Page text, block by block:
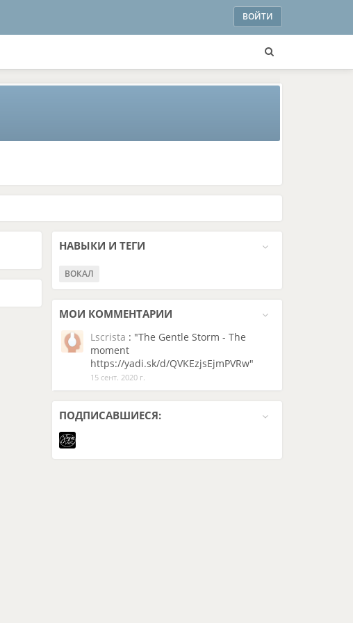
ВОЙТИ
НАВЫКИ И ТЕГИ
ВОКАЛ
МОИ КОММЕНТАРИИ
Lscrista : "The Gentle Storm - The
moment
https://yadi.sk/d/QVKEzjsEjmPVRw"
15 сент. 2020 г.
ПОДПИСАВШИЕСЯ: